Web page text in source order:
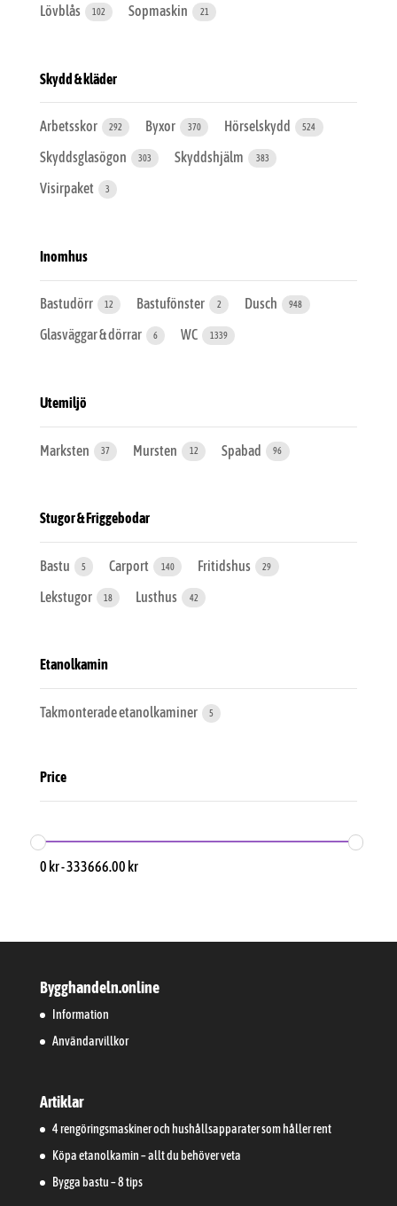
Lövblås 102 Sopmaskin 21
Skydd & kläder
Arbetsskor 292 Byxor 370 Hörselskydd 524
Skyddsglasögon 303 Skyddshjälm 383
Visirpaket 3
Inomhus
Bastudörr 12 Bastufönster 2 Dusch 948
Glasväggar & dörrar 6 WC 1339
Utemiljö
Marksten 37 Mursten 12 Spabad 96
Stugor & Friggebodar
Bastu 5 Carport 140 Fritidshus 29
Lekstugor 18 Lusthus 42
Etanolkamin
Takmonterade etanolkaminer 5
Price
0 kr-333666.00 kr
Bygghandeln.online
Information
Användarvillkor
Artiklar
4 rengöringsmaskiner och hushållsapparater som håller rent
Köpa etanolkamin – allt du behöver veta
Bygga bastu – 8 tips